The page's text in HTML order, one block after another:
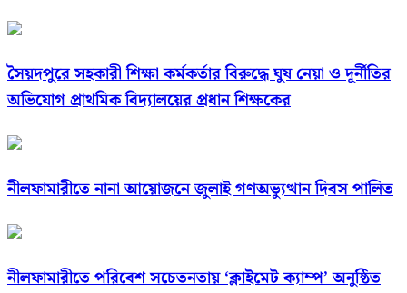
সৈয়দপুরে সহকারী শিক্ষা কর্মকর্তার বিরুদ্ধে ঘুষ নেয়া ও দূর্নীতির
অভিযোগ প্রাথমিক বিদ্যালয়ের প্রধান শিক্ষকের
নীলফামারীতে নানা আয়োজনে জুলাই গণঅভ্যুত্থান দিবস পালিত
নীলফামারীতে পরিবেশ সচেতনতায় ‘ক্লাইমেট ক্যাম্প’ অনুষ্ঠিত